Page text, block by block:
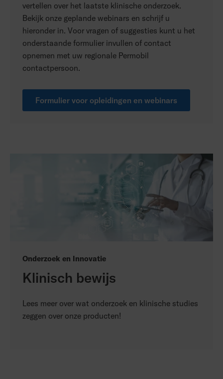
vertellen over het laatste klinische onderzoek.
Bekijk onze geplande webinars en schrijf u
hieronder in. Voor vragen of suggesties kunt u het
onderstaande formulier invullen of contact
opnemen met uw regionale Permobil
contactpersoon.
Formulier voor opleidingen en webinars
Onderzoek en Innovatie
Klinisch bewijs
Lees meer over wat onderzoek en klinische studies
zeggen over onze producten!